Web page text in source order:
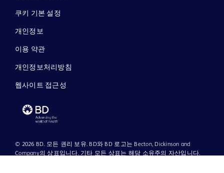
쿠키 기본 설정
개인정보
이용 약관
개인정보처리방침
웹사이트 접근성
© 2026 BD. 모든 권리 보유. BD와 BD 로고는 Becton, Dickinson and
Company의 상표입니다. 기타 모든 상표는 해당 소유주의 자산입니다.